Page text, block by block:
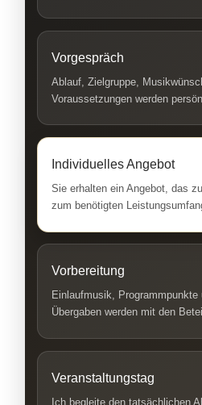
Vorgespräch
Ablauf, Zielgruppe,
Voraussetzungen werden
Individuelles Angebot
Sie erhalten ein Angebot, das
zum benötigten
Vorbereitung
Einlaufmusik, Programmpunkte
Übergaben werden mit den
Veranstaltungstag
Ich begleite den tatsächlichen